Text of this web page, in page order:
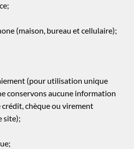
(maison, bureau et cellulaire);
(pour utilisation unique
conservons aucune information
crédit, chèque ou virement
site);